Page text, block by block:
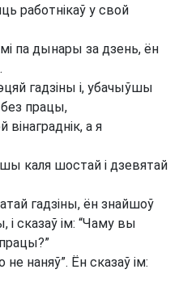
работнікаў у свой
па дынары за дзень, ён
гадзіны і, убачыўшы
без працы,
вінаграднік, а я
каля шостай і дзевятай
гадзіны, ён знайшоў
і сказаў ім: “Чаму вы
не наняў”. Ён сказаў ім: